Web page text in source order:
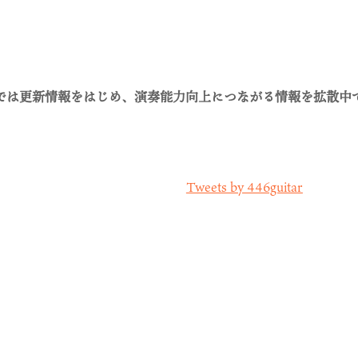
は更新情報をはじめ、演奏能力向上につながる情報を拡散中
Tweets by 446guitar